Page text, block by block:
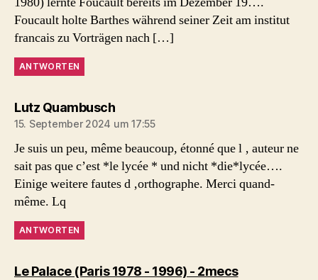
Foucault holte Barthes während seiner Zeit am institut
francais zu Vorträgen nach […]
ANTWORTEN
Lutz Quambuschsagt:
15. September 2024 um 17:55
Je suis un peu, même beaucoup, étonné que l ‚ auteur ne
sait pas que c’est *le lycée * und nicht *die*lycée….
Einige weitere fautes d ‚orthographe. Merci quand-
même. Lq
ANTWORTEN
Le Palace (Paris 1978 - 1996) - 2mecssagt: